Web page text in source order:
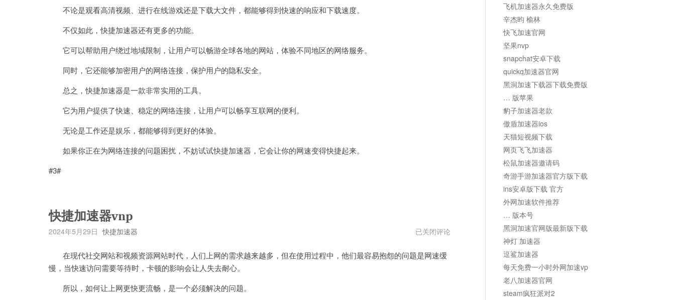
不论是观看高清视频、进行在线游戏还是下载大文件，都能够得到快速的响应和下载速度。
不仅如此，快捷加速器还有更多的功能。
它可以帮助用户绕过地域限制，让用户可以畅游全球各地的网站，体验不同地区的网络服务。
同时，它还能够加密用户的网络连接，保护用户的隐私安全。
总之，快捷加速器是一款非常实用的工具。
它为用户提供了快速、稳定的网络连接，让用户可以畅享互联网的便利。
无论是工作还是娱乐，都能够得到更好的体验。
如果你正在为网络连接的问题困扰，不妨试试快捷加速器，它会让你的网速变得快捷起来。
#3#
快捷加速器vnp
2024年5月29日 快捷加速器
快
捷
速
器
已关闭评论
在现代社交网站和视频资源网站时代，人们上网的需求越来越多，但在使用过程中，他们最容易抱怨的问题是网速缓
慢，当快速访问需要等待时，卡顿的影响会让人失去耐心。
所以，如何让上网更快更流畅，是一个必须解决的问题。
飞机加速器永久免费版
辛杰昀 榆林
快飞加速官网
坚果nvp
snapchat安卓下载
quickq加速器官网
黑洞加速下载器下载免费版
… 版苹果
豹子加速器老款
傲盾加速器ios
天猫短视频下载
网页飞飞加速器
松鼠加速器邀请码
奇游手游加速器官方版下载
ins安卓版下载 官方
外网加速软件推荐
… 版本号
黑洞加速官网版最新版下载
神灯 加速器
逗鲨加速器
每天免费一小时外网加速vp
老八加速器官网
steam疯狂派对2